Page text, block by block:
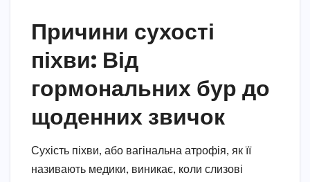
Причини сухості
піхви: Від
гормональних бур до
щоденних звичок
Сухість піхви, або вагінальна атрофія, як її
називають медики, виникає, коли слизові